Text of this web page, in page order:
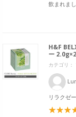
飲まれま
H&F
ー
カテゴリ：
リラクゼ